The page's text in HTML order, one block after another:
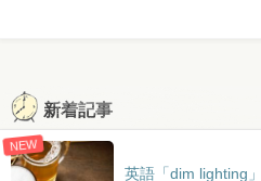
新着記事
NEW
英語「dim lighting